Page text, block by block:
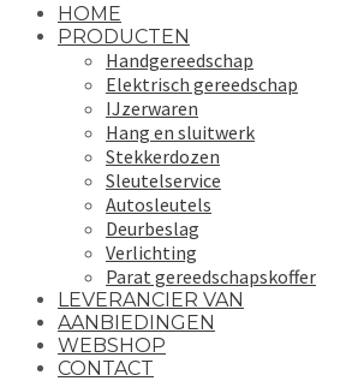
HOME
PRODUCTEN
Handgereedschap
Elektrisch gereedschap
IJzerwaren
Hang en sluitwerk
Stekkerdozen
Sleutelservice
Autosleutels
Deurbeslag
Verlichting
Parat gereedschapskoffer
LEVERANCIER VAN
AANBIEDINGEN
WEBSHOP
CONTACT